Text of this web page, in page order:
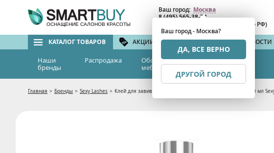
ОСНАЩЕНИЕ САЛОНОВ КРАСОТЫ
Ваш город: Москва
Ваш город - Москва?
ДА, ВСЕ ВЕРНО
ДРУГОЙ ГОРОД
8 (495) 565-38-74
(бесплатный по РФ)
КАТАЛОГ ТОВАРОВ АКЦИИ И СКИДКИ БРЕНДЫ НОВОСТИ
Наши
бренды
Распродажа
Оборудование и
мебель
Эстетическая
медицина
Главная > Бренды > Sexy Lashes > Клей для завивки и ламинирования ресниц "Sexy Glue" 10 мл